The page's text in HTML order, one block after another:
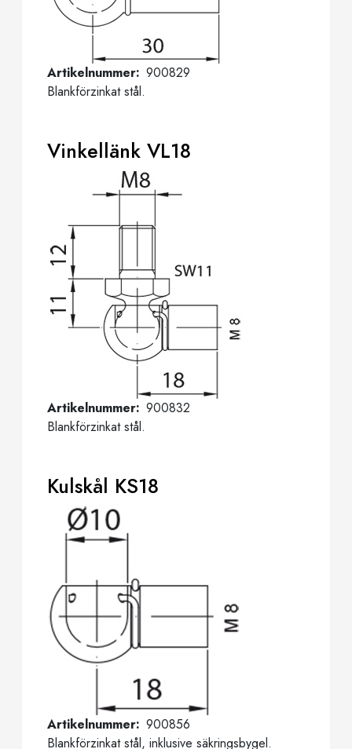
Artikelnummer 900829
Blankförzinkat stål.
Vinkellänk VL18
Artikelnummer 900832
Blankförzinkat stål.
Kulskål KS18
Artikelnummer 900856
Blankförzinkat stål, inklusive säkringsbygel.